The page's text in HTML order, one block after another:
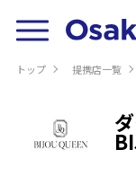
トップ 提携店⼀覧